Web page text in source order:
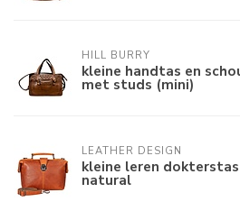
HILL BURRY
kleine handtas en
met studs (mini)
LEATHER DESIGN
kleine leren
natural